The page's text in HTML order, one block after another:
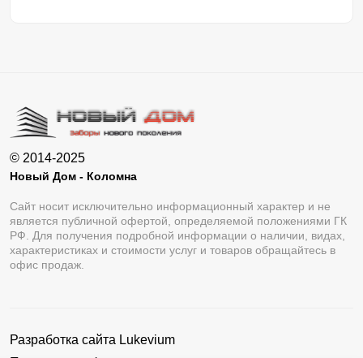
© 2014-2025
Новый Дом - Коломна
Сайт носит исключительно информационный характер и не
является публичной офертой, определяемой положениями ГК
РФ. Для получения подробной информации о наличии, видах,
характеристиках и стоимости услуг и товаров обращайтесь в
офис продаж.
Разработка сайта Lukevium